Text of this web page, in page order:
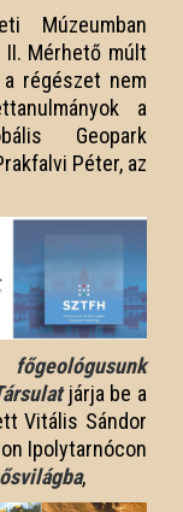
Múzeumban
II. Mérhető múlt
régészet nem
a
Geopark
Péter, az
járja be a
Vitális Sándor
Ipolytarnócon
,